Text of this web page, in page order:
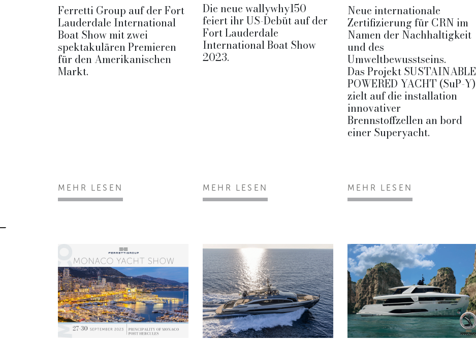
Ferretti Group auf der Fort
Lauderdale International
Boat Show mit zwei
spektakulären Premieren
für den Amerikanischen
Markt.
MEHR LESEN
Die neue wallywhy150
feiert ihr US-Debüt auf der
Fort Lauderdale
International Boat Show
2023.
MEHR LESEN
Neue internationale
Zertifizierung für CRN im
Namen der Nachhaltigkeit
und des
Umweltbewusstseins.
Das Projekt SUSTAINABLE
POWERED YACHT (SuP-Y)
zielt auf die installation
innovativer
Brennstoffzellen an bord
einer Superyacht.
MEHR LESEN